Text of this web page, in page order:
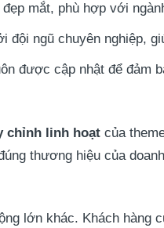
đẹp mắt, phù hợp với
đội ngũ chuyên nghiệp,
được cập nhật để đảm
chỉnh linh hoạt của
thương hiệu của
lớn khác. Khách hàng